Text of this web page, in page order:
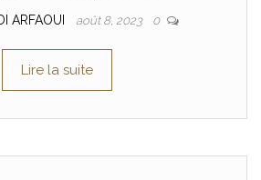
ARFAOUI août 8, 2023 0
Lire la suite